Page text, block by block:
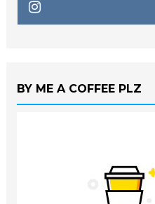
BY ME A COFFEE PLZ